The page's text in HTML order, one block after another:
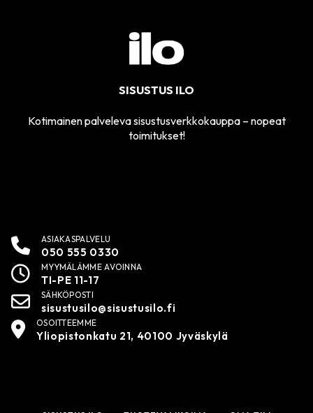
SISUSTUS ILO
Kotimainen palveleva sisustusverkkokauppa – nopeat
toimitukset!
ASIAKASPALVELU
050 555 0330
MYYMÄLÄMME AVOINNA
TI-PE 11-17
SÄHKÖPOSTI
sisustusilo@sisustusilo.fi
OSOITTEEMME
Yliopistonkatu 21, 40100 Jyväskylä